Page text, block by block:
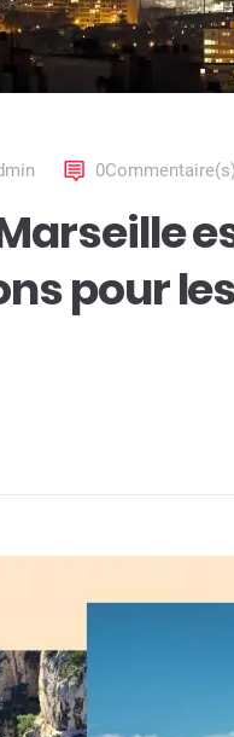
0Commentaire(s)
pour
est